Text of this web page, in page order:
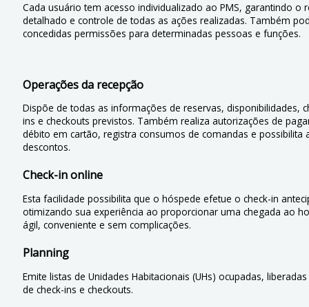
Cada usuário tem acesso individualizado ao PMS, garantindo o
detalhado e controle de todas as ações realizadas. Também
concedidas permissões para determinadas pessoas e funções.
Operações da recepção
Dispõe de todas as informações de reservas, disponibilidades,
ins e checkouts previstos. Também realiza autorizações de
débito em cartão, registra consumos de comandas e possibilita
descontos.
Check-in online
Esta facilidade possibilita que o hóspede efetue o check-in
otimizando sua experiência ao proporcionar uma chegada ao
ágil, conveniente e sem complicações.
Planning
Emite listas de Unidades Habitacionais (UHs) ocupadas,
de check-ins e checkouts.